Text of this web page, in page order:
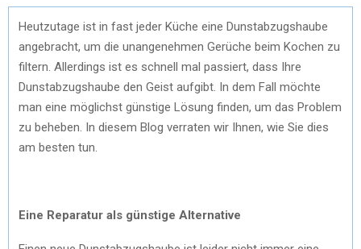
Heutzutage ist in fast jeder Küche eine Dunstabzugshaube
angebracht, um die unangenehmen Gerüche beim Kochen zu
filtern. Allerdings ist es schnell mal passiert, dass Ihre
Dunstabzugshaube den Geist aufgibt. In dem Fall möchte
man eine möglichst günstige Lösung finden, um das Problem
zu beheben. In diesem Blog verraten wir Ihnen, wie Sie dies
am besten tun.
Eine Reparatur als günstige Alternative